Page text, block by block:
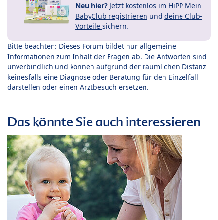
Neu hier? Jetzt kostenlos im HiPP Mein
BabyClub registrieren und deine Club-
Vorteile sichern.
Bitte beachten: Dieses Forum bildet nur allgemeine
Informationen zum Inhalt der Fragen ab. Die Antworten sind
unverbindlich und können aufgrund der räumlichen Distanz
keinesfalls eine Diagnose oder Beratung für den Einzelfall
darstellen oder einen Arztbesuch ersetzen.
Das könnte Sie auch interessieren